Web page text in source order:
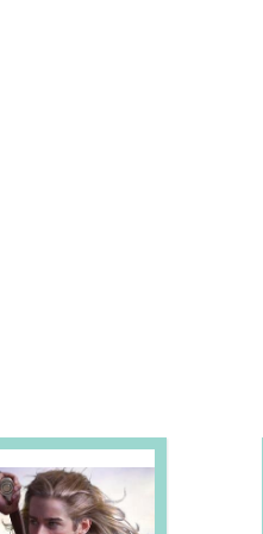
SORTEIOS E PROMOÇÕES